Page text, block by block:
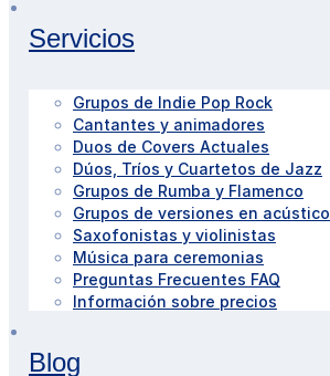
Servicios
Grupos de Indie Pop Rock
Cantantes y animadores
Duos de Covers Actuales
Dúos, Tríos y Cuartetos de Jazz
Grupos de Rumba y Flamenco
Grupos de versiones en acústico
Saxofonistas y violinistas
Música para ceremonias
Preguntas Frecuentes FAQ
Información sobre precios
Blog